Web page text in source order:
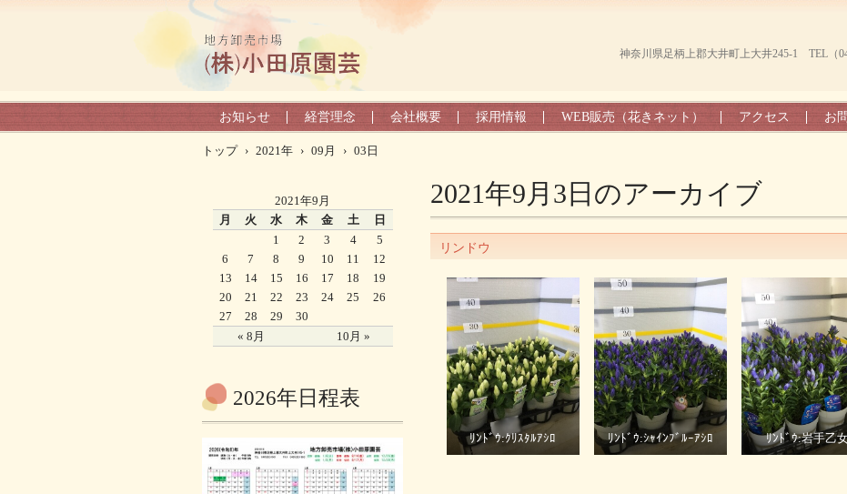
神奈川県足柄上郡大井町上大井245-1 TEL（
お知らせ 経営理念 会社概要 採用情報 WEB販売（花きネット） アクセス お
トップ › 2021年 › 09月 › 03日
2021年9月3日 のアーカイブ
リンドウ
ﾘﾝﾄﾞｳ:ｸﾘｽﾀﾙｱｼﾛ ﾘﾝﾄﾞｳ:ｼｬｲﾝﾌﾞﾙｰｱｼﾛ ﾘﾝﾄﾞｳ:岩手乙
2021年9月
月
火 水 木 金 土 日
« 8月 10月 »
1 2 3 4
5
6
7 8 9 10 11
12
13
14 15 16 17 18
19
20
21 22 23 24 25
26
27
28 29 30
2026年日程表